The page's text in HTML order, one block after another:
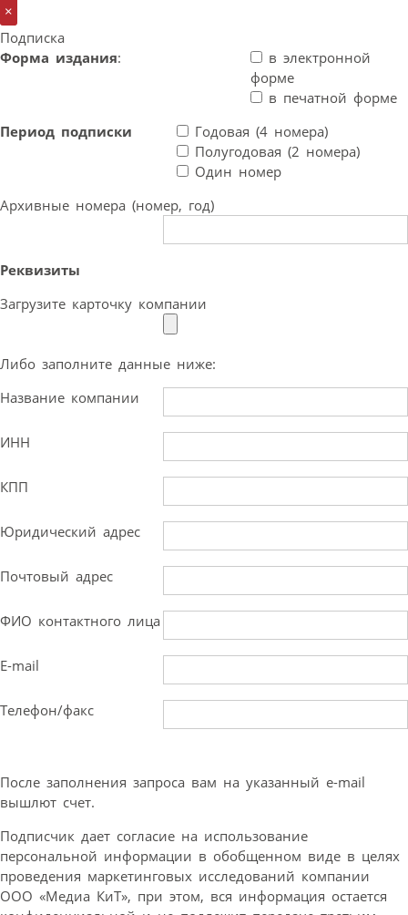
×
Подписка
Форма издания:
в электронной
форме
в печатной форме
Период подписки
Годовая (4 номера)
Полугодовая (2 номера)
Один номер
Архивные номера (номер, год)
Реквизиты
Загрузите карточку компании
Либо заполните данные ниже:
Название компании
ИНН
КПП
Юридический адрес
Почтовый адрес
ФИО контактного лица
E-mail
Телефон/факс
После заполнения запроса вам на указанный e-mail
вышлют счет.
Подписчик дает согласие на использование
персональной информации в обобщенном виде в целях
проведения маркетинговых исследований компании
ООО «Медиа КиТ», при этом, вся информация остается